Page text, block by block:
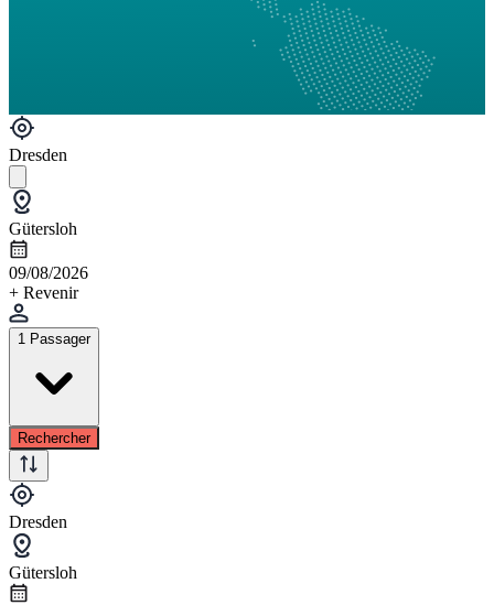
Dresden
Gütersloh
09/08/2026
+ Revenir
1 Passager
Rechercher
Dresden
Gütersloh